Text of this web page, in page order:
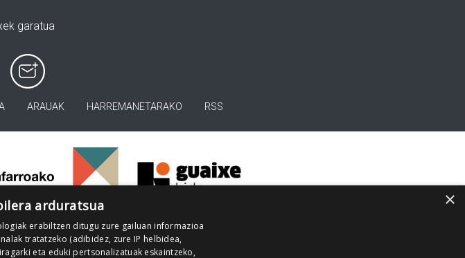
garatua
ARAUAK HARREMANETARAKO RSS
×
arduratsua
erabiltzen ditugu zure gailuan informazioa
tratatzeko (adibidez, zure IP helbidea,
eta eduki pertsonalizatuak eskaintzeko,